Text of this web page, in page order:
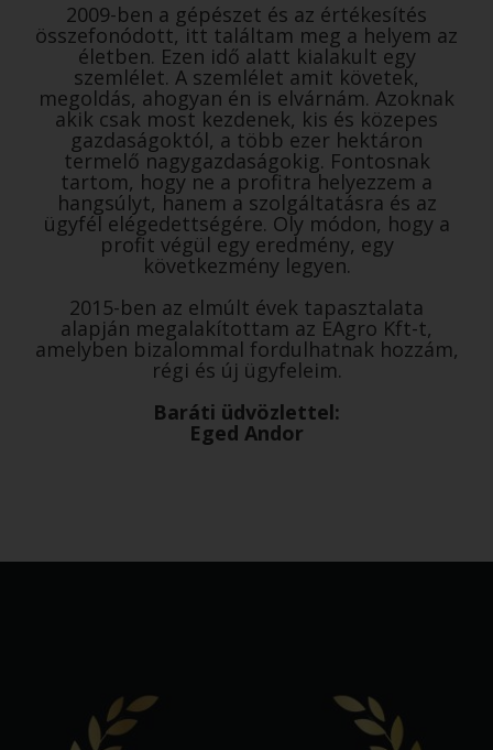
2009-ben a gépészet és az értékesítés
összefonódott, itt találtam meg a helyem az
életben. Ezen idő alatt kialakult egy
szemlélet. A szemlélet amit követek,
megoldás, ahogyan én is elvárnám. Azoknak
akik csak most kezdenek, kis és közepes
gazdaságoktól, a több ezer hektáron
termelő nagygazdaságokig. Fontosnak
tartom, hogy ne a profitra helyezzem a
hangsúlyt, hanem a szolgáltatásra és az
ügyfél elégedettségére. Oly módon, hogy a
profit végül egy eredmény, egy
következmény legyen.
2015-ben az elmúlt évek tapasztalata
alapján megalakítottam az EAgro Kft-t,
amelyben bizalommal fordulhatnak hozzám,
régi és új ügyfeleim.
Baráti üdvözlettel:
Eged Andor